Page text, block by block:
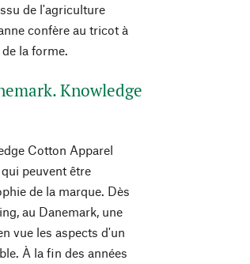
de l'agriculture
confère au tricot à
la forme.
Knowledge
Cotton Apparel
peuvent être
de la marque. Dès
au Danemark, une
vue les aspects d'un
À la fin des années